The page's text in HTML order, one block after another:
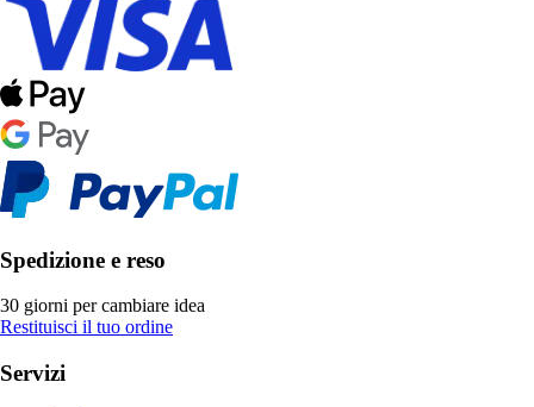
Spedizione e reso
30 giorni per cambiare idea
Restituisci il tuo ordine
Servizi